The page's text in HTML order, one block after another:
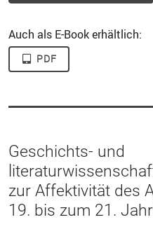
Auch als E-Book erhältlich:
PDF
Geschichts- und
zur Affektivität des
19. bis zum 21.